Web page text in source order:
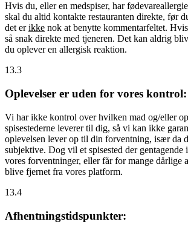
Hvis du, eller en medspiser, har
skal du altid kontakte restauranten direkte, før
det erikke nok at benytte kommentarfeltet.
så snak direkte med tjeneren. Det kan aldrig
du oplever en allergisk reaktion.
13.3
Oplevelser er uden for vores kontrol:
Vi har ikke kontrol over hvilken mad og/eller
spisestederne leverer til dig, så vi kan ikke
oplevelsen lever op til din forventning, især da
subjektive. Dog vil et spisested der gentagende
vores forventninger, eller får for mange dårlige
blive fjernet fra vores platform.
13.4
Afhentningstidspunkter: